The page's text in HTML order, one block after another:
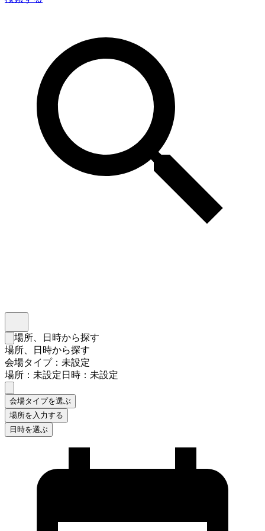
検索フォームを閉じる
場所、日時から探す
場所、日時から探す
会場タイプ：未設定
場所：未設定日時：未設定
会場タイプを選ぶ
場所を入力する
日時を選ぶ